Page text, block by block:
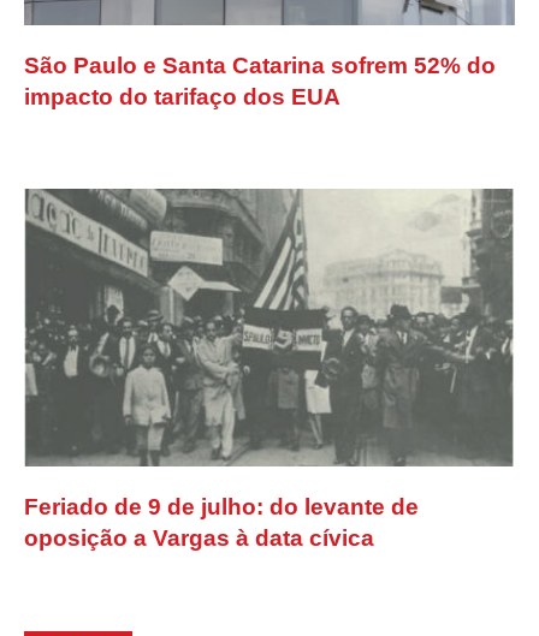
São Paulo e Santa Catarina sofrem 52% do
impacto do tarifaço dos EUA
Feriado de 9 de julho: do levante de
oposição a Vargas à data cívica